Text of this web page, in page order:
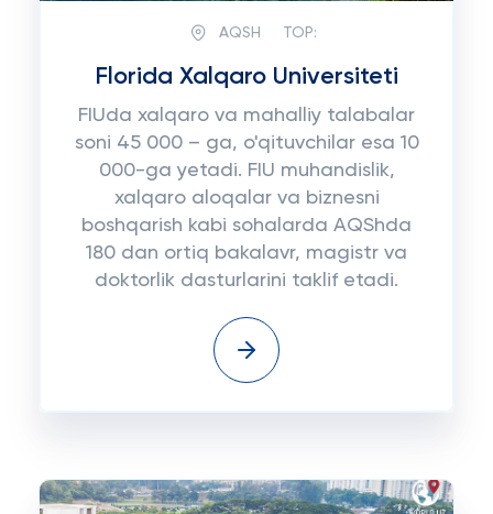
AQSH TOP:
Florida Xalqaro Universiteti
FIUda xalqaro va mahalliy talabalar
soni 45 000 – ga, o'qituvchilar esa 10
000-ga yetadi. FIU muhandislik,
xalqaro aloqalar va biznesni
boshqarish kabi sohalarda AQShda
180 dan ortiq bakalavr, magistr va
doktorlik dasturlarini taklif etadi.